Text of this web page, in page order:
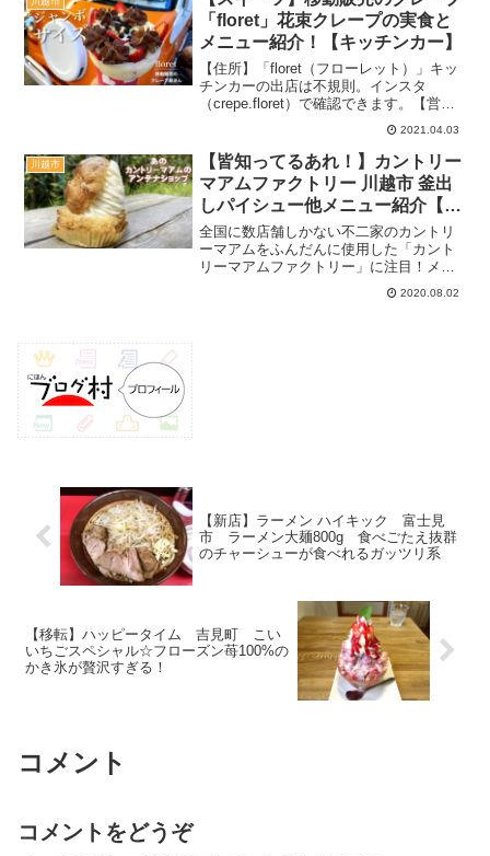
紹介します！たっ...
「floret」花束クレープの実食と
メニュー紹介！【キッチンカー】
【住所】「floret（フローレット）」キッ
チンカーの出店は不規則。インスタ
（crepe.floret）で確認できます。【営業
時間】＊場所による10:30～19:00（今回
行った新河岸いなげやの場合）定休日：
月曜とだいたい週一どこか2021...
2021.04.03
川越市
【皆知ってるあれ！】カントリー
マアムファクトリー 川越市 釜出
しパイシュー他メニュー紹介【お
土産にも】
全国に数店舗しかない不二家のカントリ
ーマアムをふんだんに使用した「カント
リーマアムファクトリー」に注目！メニ
ュー・料金・アクセスなど詳しく紹介し
たのでぜひ行く前にチェックしてくださ
2020.08.02
【新店】ラーメン ハイキック 富士見
市 ラーメン大麺800g 食べごたえ抜群
のチャーシューが食べれるガッツリ系
【移転】ハッピータイム 吉見町 こい
いちごスペシャル☆フローズン苺100%の
かき氷が贅沢すぎる！
コメント
コメントをどうぞ